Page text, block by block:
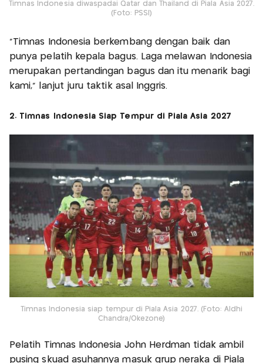
Timnas Indonesia diwaspadai Qatar dan Thailand di Piala Asia 2027.
(Foto: PSSI)
“Timnas Indonesia berkembang dengan baik dan
punya pelatih kepala bagus. Laga melawan Indonesia
merupakan pertandingan bagus dan itu menarik bagi
kami,” lanjut juru taktik asal Inggris.
2. Timnas Indonesia Siap Tempur di Piala Asia 2027
Timnas Indonesia siap tempur di Piala Asia 2027. (Foto: Aldhi
Chandra/Okezone)
Pelatih Timnas Indonesia John Herdman tidak ambil
pusing skuad asuhannya masuk grup neraka di Piala